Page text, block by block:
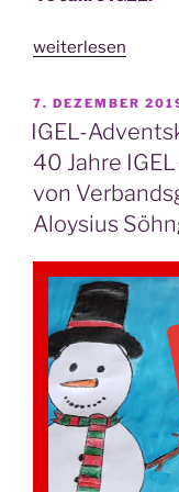
„IGEL-
ka­
len­
der
neun­
tes
Tür­
chen:
40
IGEL
Rubin-
weiterlesen
VERÖFFENTLICHT
AM
7. DEZEMBER
IGEL-
40 Jahre
von
Aloysius